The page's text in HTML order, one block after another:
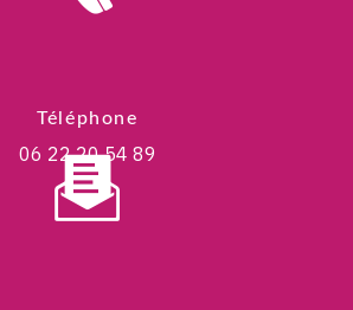
Téléphone
06 22 20 54 89